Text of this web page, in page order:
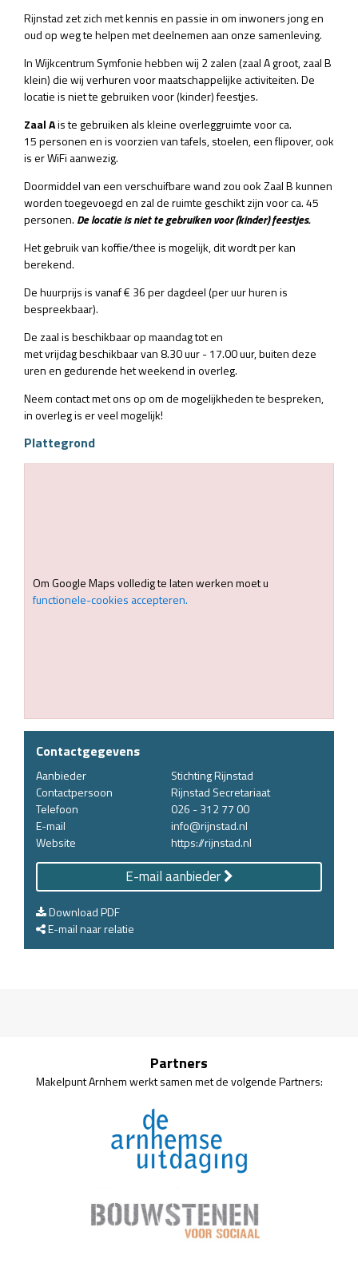
Rijnstad zet zich met kennis en passie in om inwoners jong en
oud op weg te helpen met deelnemen aan onze samenleving.
In Wijkcentrum Symfonie hebben wij 2 zalen (zaal A groot, zaal B
klein) die wij verhuren voor maatschappelijke activiteiten. De
locatie is niet te gebruiken voor (kinder) feestjes.
Zaal Ais te gebruiken als kleine overleggruimte voor ca.
15 personen en is voorzien van tafels, stoelen, een flipover, ook
is er WiFi aanwezig.
Doormiddel van een verschuifbare wand zou ook Zaal B kunnen
worden toegevoegd en zal de ruimte geschikt zijn voor ca. 45
personen. De locatie is niet te gebruiken voor (kinder) feestjes.
Het gebruik van koffie/thee is mogelijk, dit wordt per kan
berekend.
De huurprijs is vanaf € 36 per dagdeel (per uur huren is
bespreekbaar).
De zaal is beschikbaar op maandag tot en
met vrijdag beschikbaar van 8.30 uur - 17.00 uur, buiten deze
uren en gedurende het weekend in overleg.
Neem contact met ons op om de mogelijkheden te bespreken,
in overleg is er veel mogelijk!
Plattegrond
Om Google Maps volledig te laten werken moet u
functionele-cookies accepteren.
Contactgegevens
Aanbieder
Stichting Rijnstad
Contactpersoon
Rijnstad Secretariaat
Telefoon
026 - 312 77 00
E-mail
info@rijnstad.nl
Website
https://rijnstad.nl
E-mail aanbieder
Download PDF
E-mail naar relatie
Partners
Makelpunt Arnhem werkt samen met de volgende Partners: